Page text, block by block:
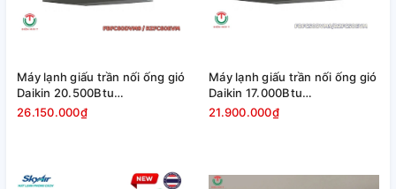
Máy lạnh giấu trần nối ống gió
Daikin 20.500Btu
FBFC60DVM9/RZFC60EVM
26.150.000₫
Máy lạnh giấu trần nối ống gió
Daikin 17.000Btu
FBFC50DVM9/RZFC50EVM
21.900.000₫